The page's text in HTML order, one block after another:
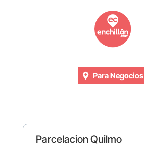
Para Negocios
Parcelacion Quilmo